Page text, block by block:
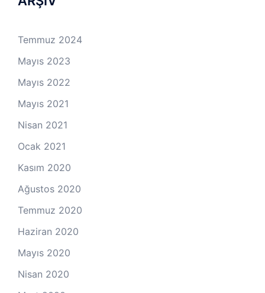
Temmuz 2024
Mayıs 2023
Mayıs 2022
Mayıs 2021
Nisan 2021
Ocak 2021
Kasım 2020
Ağustos 2020
Temmuz 2020
Haziran 2020
Mayıs 2020
Nisan 2020